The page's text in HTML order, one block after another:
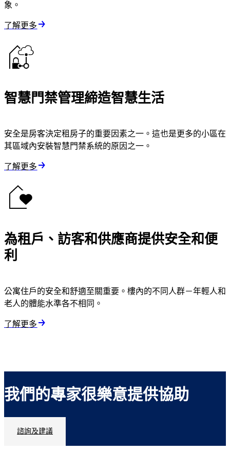
象。
了解更多
智慧門禁管理締造智慧生活
安全是房客決定租房子的重要因素之一。這也是更多的小區在
其區域內安裝智慧門禁系統的原因之一。
了解更多
為租戶、訪客和供應商提供安全和便
利
公寓住戶的安全和舒適至關重要。樓內的不同人群－年輕人和
老人的體能水準各不相同。
了解更多
我們的專家很樂意提供協助
諮詢及建議